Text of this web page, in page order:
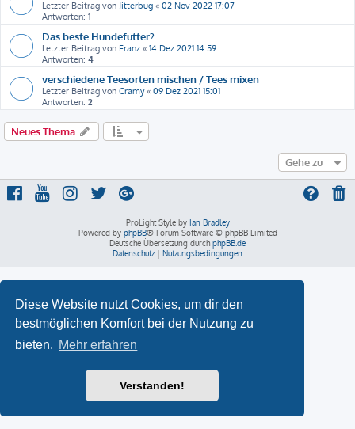
Diese Website nutzt Cookies, um dir den
bestmöglichen Komfort bei der Nutzung zu
bieten. Mehr erfahren
Verstanden!
Letzter Beitrag von Jitterbug « 02 Nov 2022 17:07
Antworten: 1
Das beste Hundefutter?
Letzter Beitrag von Franz « 14 Dez 2021 14:59
Antworten: 4
verschiedene Teesorten mischen / Tees mixen
Letzter Beitrag von Cramy« 09 Dez 2021 15:01
Antworten: 2
Neues Thema
Gehe zu
ProLight Style by Ian Bradley
Powered by phpBB® Forum Software © phpBB Limited
Deutsche Übersetzung durch phpBB.de
Datenschutz | Nutzungsbedingungen